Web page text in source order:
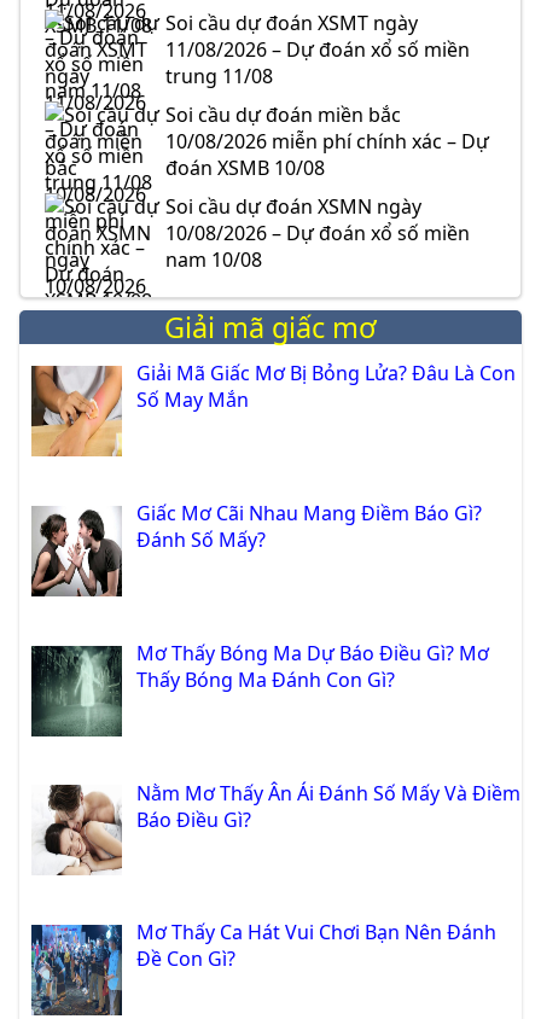
Soi cầu dự đoán XSMT ngày
11/08/2026 – Dự đoán xổ số miền
trung 11/08
Soi cầu dự đoán miền bắc
10/08/2026 miễn phí chính xác – Dự
đoán XSMB 10/08
Soi cầu dự đoán XSMN ngày
10/08/2026 – Dự đoán xổ số miền
nam 10/08
Giải mã giấc mơ
Giải Mã Giấc Mơ Bị Bỏng Lửa? Đâu Là Con
Số May Mắn
Giấc Mơ Cãi Nhau Mang Điềm Báo Gì?
Đánh Số Mấy?
Mơ Thấy Bóng Ma Dự Báo Điều Gì? Mơ
Thấy Bóng Ma Đánh Con Gì?
Nằm Mơ Thấy Ân Ái Đánh Số Mấy Và Điềm
Báo Điều Gì?
Mơ Thấy Ca Hát Vui Chơi Bạn Nên Đánh
Đề Con Gì?